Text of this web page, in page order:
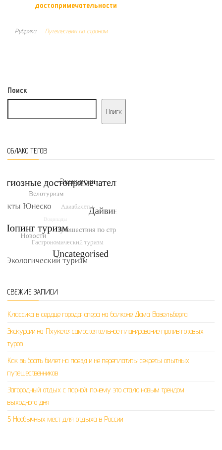
достопримечательности
Рубрика Путешествия по странам
Поиск
Поиск
ОБЛАКО ТЕГОВ
СВЕЖИЕ ЗАПИСИ
Классика в сердце города: опера на балконе Дома Вавельберга
Экскурсии на Пхукете: самостоятельное планирование против готовых
туров
Как выбрать билет на поезд и не переплатить: секреты опытных
путешественников
Загородный отдых с парной: почему это стало новым трендом
выходного дня
5 Необычных мест для отдыха в России